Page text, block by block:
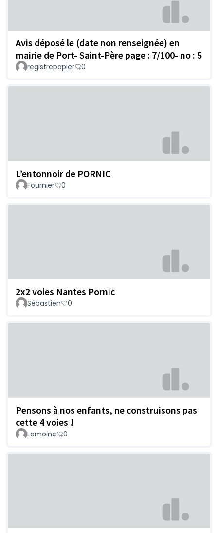
Avis déposé le (date non renseignée) en
mairie de Port- Saint-Père page : 7/100- no : 5
registrepapier 0
L’entonnoir de PORNIC
Fournier 0
2x2 voies Nantes Pornic
Sébastien 0
Pensons à nos enfants, ne construisons pas
cette 4 voies !
Lemoine 0